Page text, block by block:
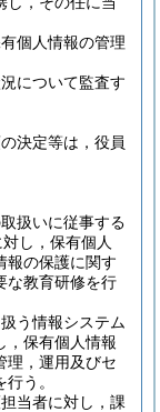
個人情報の管理
について監査す
決定等は，役員
扱いに従事する
対し，保有個人
報の保護に関す
な教育研修を行
う情報システム
，保有個人情報
理，運用及びセ
う。
当者に対し，課